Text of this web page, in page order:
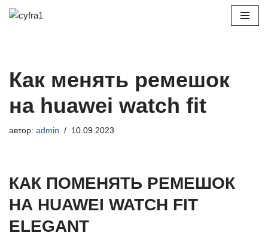
Как менять ремешок
на huawei watch fit
автор: admin 10.09.2023
КАК ПОМЕНЯТЬ РЕМЕШОК
НА HUAWEI WATCH FIT
ELEGANT